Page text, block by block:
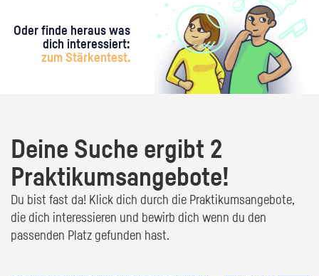
Oder finde heraus was
dich interessiert:
zum Stärkentest.
Deine Suche ergibt 2
Praktikumsangebote!
Du bist fast da! Klick dich durch die Praktikumsangebote,
die dich interessieren und bewirb dich wenn du den
passenden Platz gefunden hast.